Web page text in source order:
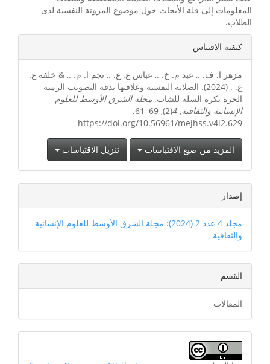
المعلومات إلى قلة الأبحاث حول موضوع المرونة النفسية لدى
الطلاب.
تفاصيل
المقالة
كيفية الاقتباس
مزهر ا. ف. ., عبد م. خ. ., عباس ع. ع. ., نجم ا. م. ., & خلفة ع.
ع. . (2024). الصلابة النفسية وعلاقتها بدقة التصويب الرمية
الحرة بكرة السلة للشاب. مجلة الشرق الأوسط للعلوم
الإنسانية والثقافية,
4
(2), 69–61.
https://doi.org/10.56961/mejhss.v4i2.629
المزيد من صيغ الاقتباسات تنزيل الاقتباسات
إصدار
مجلد 4 عدد 2 (2024): مجلة الشرق الأوسط للعلوم الإنسانية
والثقافية
القسم
المقالات